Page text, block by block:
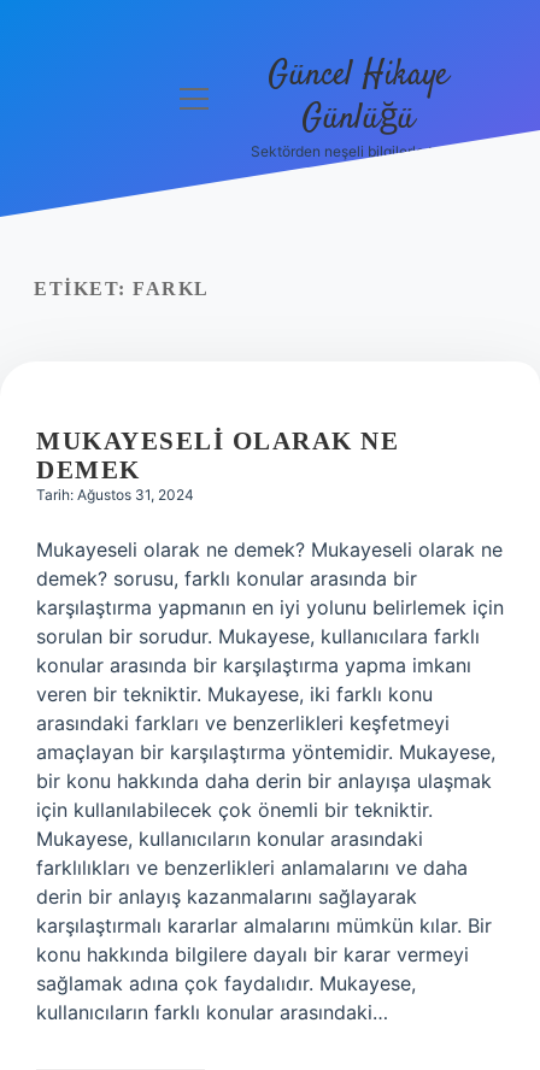
menüyü
Güncel Hikaye
Günlüğü
Sektörden neşeli bilgilerle tanış!
ETIKET: FARKL
MUKAYESELI OLARAK NE
DEMEK
Tarih: Ağustos 31, 2024
Mukayeseli olarak ne demek? Mukayeseli olarak ne
demek? sorusu, farklı konular arasında bir
karşılaştırma yapmanın en iyi yolunu belirlemek için
sorulan bir sorudur. Mukayese, kullanıcılara farklı
konular arasında bir karşılaştırma yapma imkanı
veren bir tekniktir. Mukayese, iki farklı konu
arasındaki farkları ve benzerlikleri keşfetmeyi
amaçlayan bir karşılaştırma yöntemidir. Mukayese,
bir konu hakkında daha derin bir anlayışa ulaşmak
için kullanılabilecek çok önemli bir tekniktir.
Mukayese, kullanıcıların konular arasındaki
farklılıkları ve benzerlikleri anlamalarını ve daha
derin bir anlayış kazanmalarını sağlayarak
karşılaştırmalı kararlar almalarını mümkün kılar. Bir
konu hakkında bilgilere dayalı bir karar vermeyi
sağlamak adına çok faydalıdır. Mukayese,
kullanıcıların farklı konular arasındaki…